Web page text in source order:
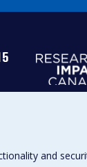
and